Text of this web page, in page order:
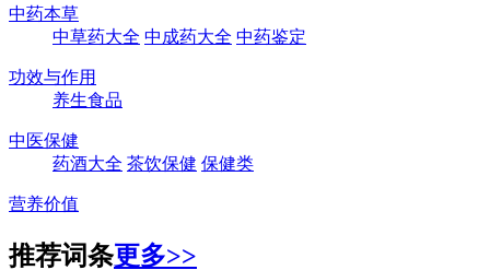
中药本草
中草药大全 中成药大全 中药鉴定
功效与作用
养生食品
中医保健
药酒大全 茶饮保健 保健类
营养价值
推荐词条更多>>